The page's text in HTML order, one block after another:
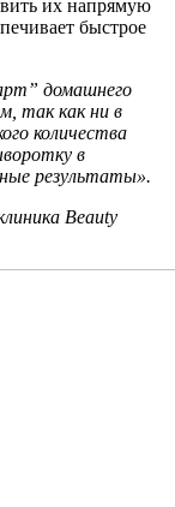
их напрямую
быстрое
домашнего
так как ни в
количества
в
результаты».
Beauty